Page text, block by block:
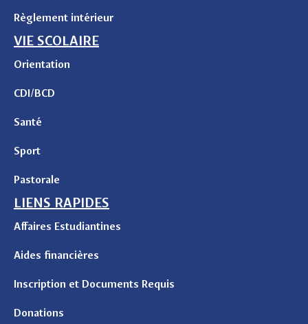
Règlement intérieur
VIE SCOLAIRE
Orientation
CDI/BCD
Santé
Sport
Pastorale
LIENS RAPIDES
Affaires Estudiantines
Aides financières
Inscription et Documents Requis
Donations